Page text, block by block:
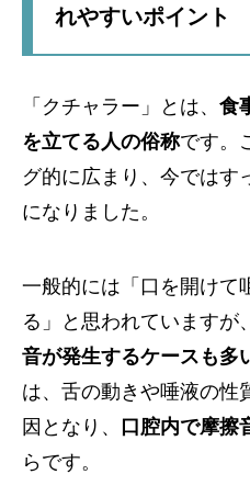
れやすいポイント
「クチャラー」とは、 食
を立てる人の俗称です。
グ的に広まり、今ではす
になりました。
一般的には「口を開けて
る」と思われていますが、
音が発生するケースも多
は、舌の動きや唾液の性
因となり、 口腔内で摩擦
らです。